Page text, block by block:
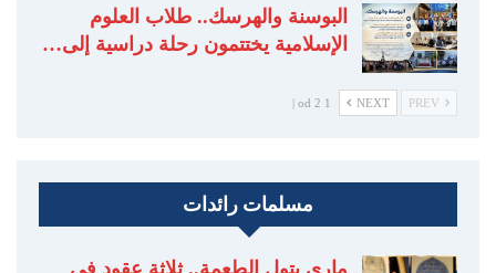
البوسنة والهرسك.. طلاب العلوم
الإسلامية يختتمون رحلة دراسية إلى…
NEXT
1 od 2 |
مسلمات رائدات